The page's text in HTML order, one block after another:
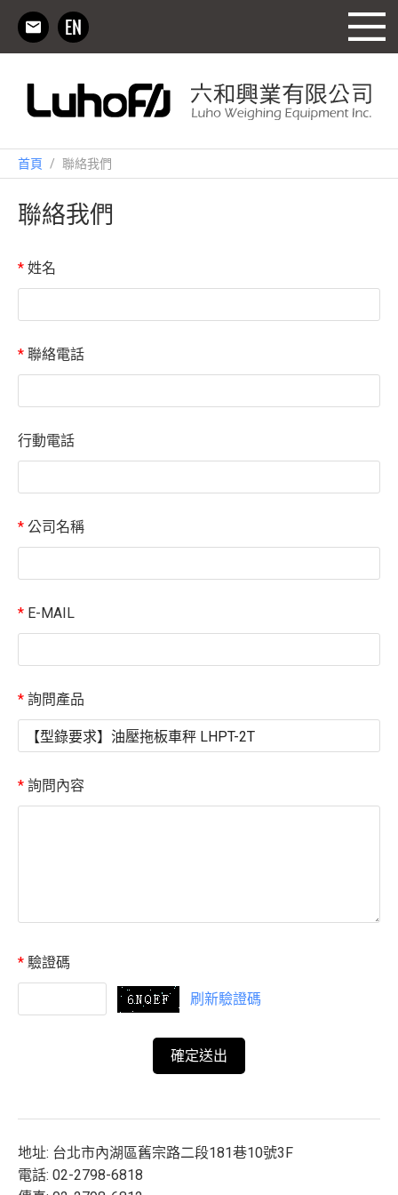
首頁 / 聯絡我們
聯絡我們
* 姓名
* 聯絡電話
行動電話
* 公司名稱
* E-MAIL
* 詢問產品
* 詢問內容
* 驗證碼
刷新驗證碼
地址: 台北市內湖區舊宗路二段181巷10號3F
電話: 02-2798-6818